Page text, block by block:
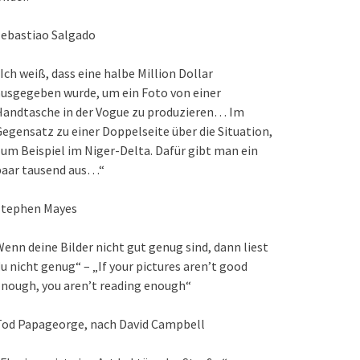
Salgado
weiß, dass eine halbe Million Dollar
wurde, um ein Foto von einer
in der Vogue zu produzieren… Im
zu einer Doppelseite über die Situation,
Beispiel im Niger-Delta. Dafür gibt man ein
tausend aus…“
Mayes
deine Bilder nicht gut genug sind, dann liest
nicht genug“ – „If your pictures aren’t good
you aren’t reading enough“
Papageorge, nach David Campbell